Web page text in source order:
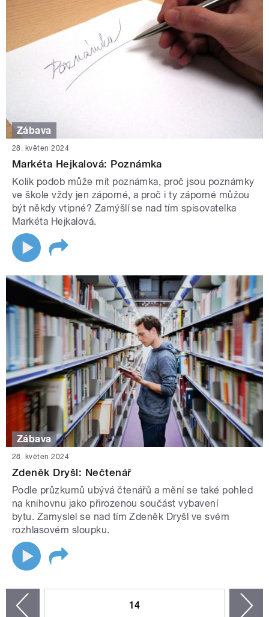
Zábava
28. květen 2024
Markéta Hejkalová: Poznámka
Kolik podob může mít poznámka, proč jsou poznámky
ve škole vždy jen záporné, a proč i ty záporné můžou
být někdy vtipné? Zamýšlí se nad tím spisovatelka
Markéta Hejkalová.
Zábava
28. květen 2024
Zdeněk Dryšl: Nečtenář
Podle průzkumů ubývá čtenářů a mění se také pohled
na knihovnu jako přirozenou součást vybavení
bytu. Zamyslel se nad tím Zdeněk Dryšl ve svém
rozhlasovém sloupku.
14